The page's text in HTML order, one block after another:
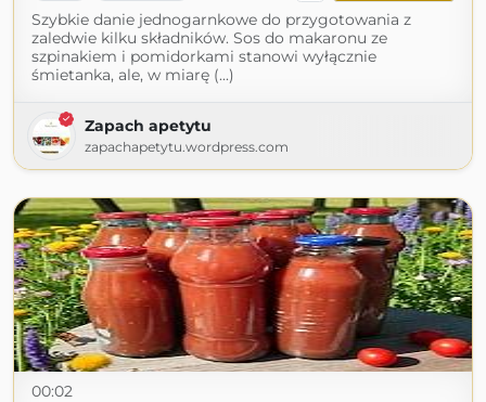
Szybkie danie jednogarnkowe do przygotowania z
zaledwie kilku składników. Sos do makaronu ze
szpinakiem i pomidorkami stanowi wyłącznie
śmietanka, ale, w miarę (...)
Zapach apetytu
zapachapetytu.wordpress.com
00:02